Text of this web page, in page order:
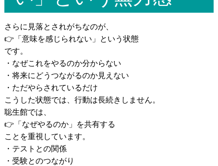
さらに見落とされがちなのが、
👉「意味を感じられない」という状態
です。
・なぜこれをやるのか分からない
・将来にどうつながるのか見えない
・ただやらされているだけ
こうした状態では、行動は長続きしません。
聡生館では、
👉「なぜやるのか」を共有する
ことを重視しています。
・テストとの関係
・受験とのつながり